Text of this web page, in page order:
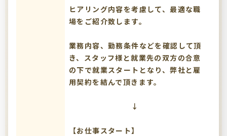
ヒアリング内容を考慮して、最適な職
場をご紹介致します。
業務内容、勤務条件などを確認して頂
き、スタッフ様と就業先の双方の合意
の下で就業スタートとなり、弊社と雇
用契約を結んで頂きます。
↓
【お仕事スタート】